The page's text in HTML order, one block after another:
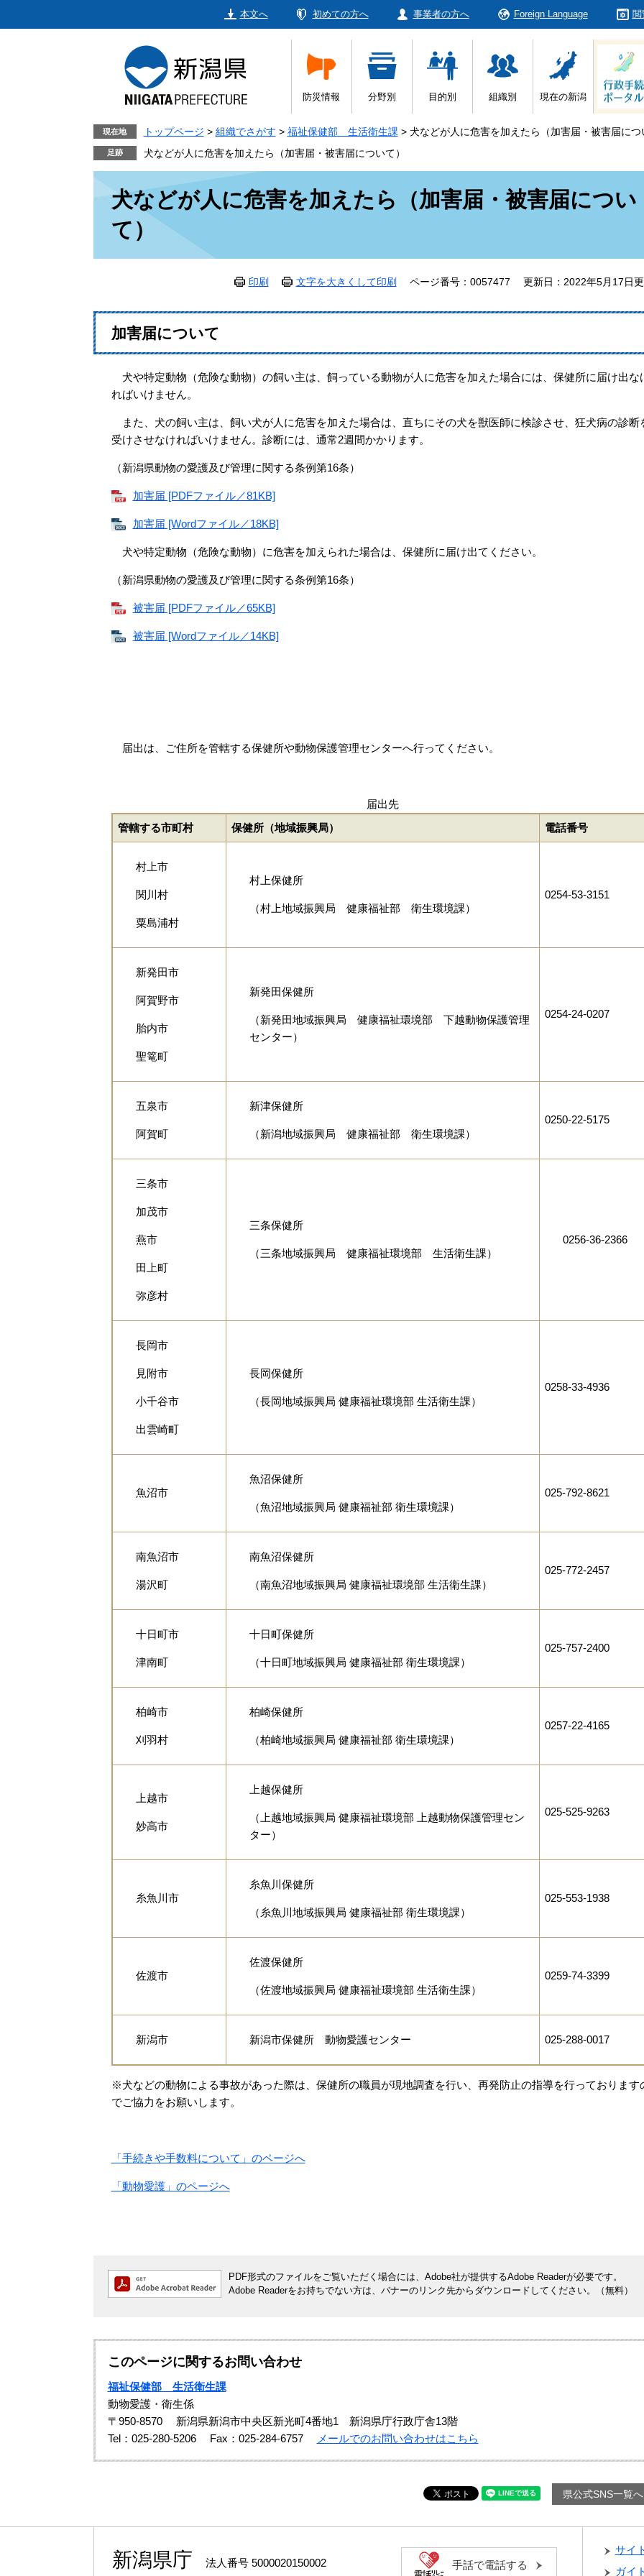
本文へ 初めての方へ 事業者の方へ Foreign Language 閲
防災情報 分野別 目的別 組織別 現在の新潟
現在地 トップページ > 組織でさがす > 福祉保健部 生活衛生課 > 犬などが人に危害を加えたら（加害届・被害届につ
犬などが人に危害を加えたら（加害届・被害届について）
犬などが人に危害を加えたら（加害届・被害届につい
て）
印刷 文字を大きくして印刷 ページ番号：0057477 更新日：2022年5月17日
加害届について
犬や特定動物（危険な動物）の飼い主は、飼っている動物が人に危害を加えた場合には、保健所に届け出な
ればいけません。
また、犬の飼い主は、飼い犬が人に危害を加えた場合は、直ちにその犬を獣医師に検診させ、狂犬病の診断
受けさせなければいけません。診断には、通常2週間かかります。
（新潟県動物の愛護及び管理に関する条例第16条）
加害届 [PDFファイル／81KB]
加害届 [Wordファイル／18KB]
犬や特定動物（危険な動物）に危害を加えられた場合は、保健所に届け出てください。
（新潟県動物の愛護及び管理に関する条例第16条）
被害届 [PDFファイル／65KB]
被害届 [Wordファイル／14KB]
届出は、ご住所を管轄する保健所や動物保護管理センターへ行ってください。
届出先
管轄する市町村
保健所（地域振興局） 電話番号
村上市
関川村
粟島浦村
村上保健所
（村上地域振興局 健康福祉部 衛生環境課）
0254-53-3151
新発田市
阿賀野市
胎内市
聖篭町
新発田保健所
（新発田地域振興局 健康福祉環境部 下越動物保護管理
センター）
0254-24-0207
五泉市
阿賀町
新津保健所
（新潟地域振興局 健康福祉部 衛生環境課）
0250-22-5175
三条市
加茂市
燕市
田上町
弥彦村
三条保健所
（三条地域振興局 健康福祉環境部 生活衛生課）
0256-36-2366
長岡市
見附市
小千谷市
出雲崎町
長岡保健所
（長岡地域振興局 健康福祉環境部 生活衛生課）
0258-33-4936
魚沼市
魚沼保健所
（魚沼地域振興局 健康福祉部 衛生環境課）
025-792-8621
南魚沼市
湯沢町
南魚沼保健所
（南魚沼地域振興局 健康福祉環境部 生活衛生課）
025-772-2457
十日町市
津南町
十日町保健所
（十日町地域振興局 健康福祉部 衛生環境課）
025-757-2400
柏崎市
刈羽村
柏崎保健所
（柏崎地域振興局 健康福祉部 衛生環境課）
0257-22-4165
上越市
妙高市
上越保健所
（上越地域振興局 健康福祉環境部 上越動物保護管理セン
ター）
025-525-9263
糸魚川市
糸魚川保健所
（糸魚川地域振興局 健康福祉部 衛生環境課）
025-553-1938
佐渡市
佐渡保健所
（佐渡地域振興局 健康福祉環境部 生活衛生課）
0259-74-3399
新潟市 新潟市保健所 動物愛護センター 025-288-0017
※犬などの動物による事故があった際は、保健所の職員が現地調査を行い、再発防止の指導を行っております
でご協力をお願いします。
「手続きや手数料について」のページへ
「動物愛護」のページへ
PDF形式のファイルをご覧いただく場合には、Adobe社が提供するAdobe Readerが必要です。
Adobe Readerをお持ちでない方は、バナーのリンク先からダウンロードしてください。（無料）
このページに関するお問い合わせ
福祉保健部 生活衛生課
動物愛護・衛生係
〒950-8570
新潟県新潟市中央区新光町4番地1 新潟県庁行政庁舎13階
Tel：025-280-5206
Fax：025-284-6757 メールでのお問い合わせはこちら
県公式SNS一覧へ
新潟県庁 法人番号 5000020150002 手話で電話する
サイ
ガイ